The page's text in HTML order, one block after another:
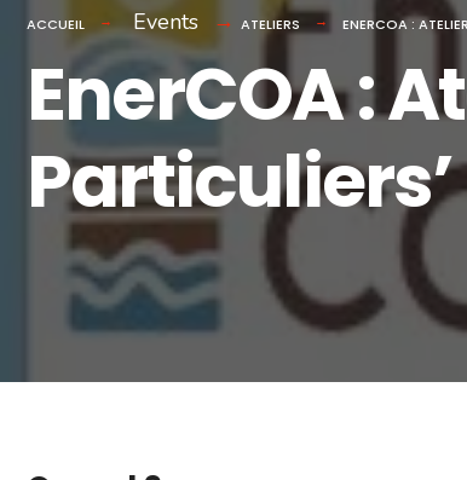
ACCUEIL Events ATELIERS ENERCOA :
EnerCOA :
Particuliers’